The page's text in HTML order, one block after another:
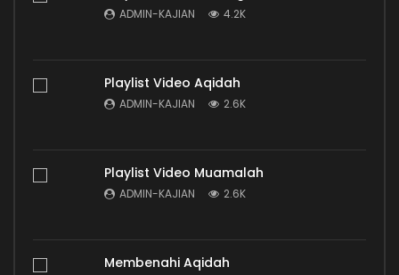
ADMIN-KAJIAN 4.2K
Playlist Video Aqidah
ADMIN-KAJIAN 2.6K
Playlist Video Muamalah
ADMIN-KAJIAN 2.6K
Membenahi Aqidah